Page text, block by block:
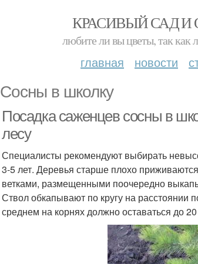
КРАСИВЫЙ САД И
любите ли вы цветы, так
главная новости
Сосны в школку
Посадка саженцев сосны в
лесу
Специалисты рекомендуют выбирать
3-5 лет. Деревья старше плохо
ветками, размещенными поочередно
Ствол обкапывают по кругу на
среднем на корнях должно оставаться до 20